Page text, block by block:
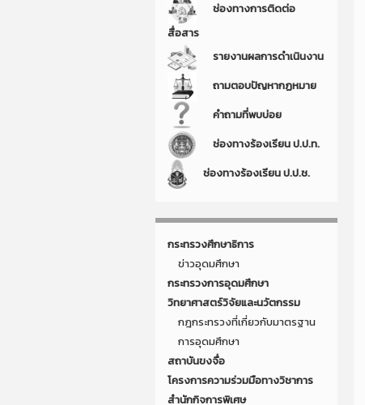
ช่องทางการติดต่อ
สื่อสาร
รายงานผลการดำเนินงาน
ถามตอบปัญหากฏหมาย
คำถามที่พบบ่อย
ช่องทางร้องเรียน ป.ป.ท.
ช่องทางร้องเรียน ป.ป.ช.
กระทรวงศึกษาธิการ
ข่าวอุดมศึกษา
กระทรวงการอุดมศึกษา
วิทยาศาสตร์วิจัยและนวัตกรรม
กฎกระทรวงที่เกี่ยวกับมาตรฐาน
การอุดมศึกษา
สถาบันขงจื่อ
โครงการความร่วมมือทางวิชาการ
สำนักกิจการพิเศษ